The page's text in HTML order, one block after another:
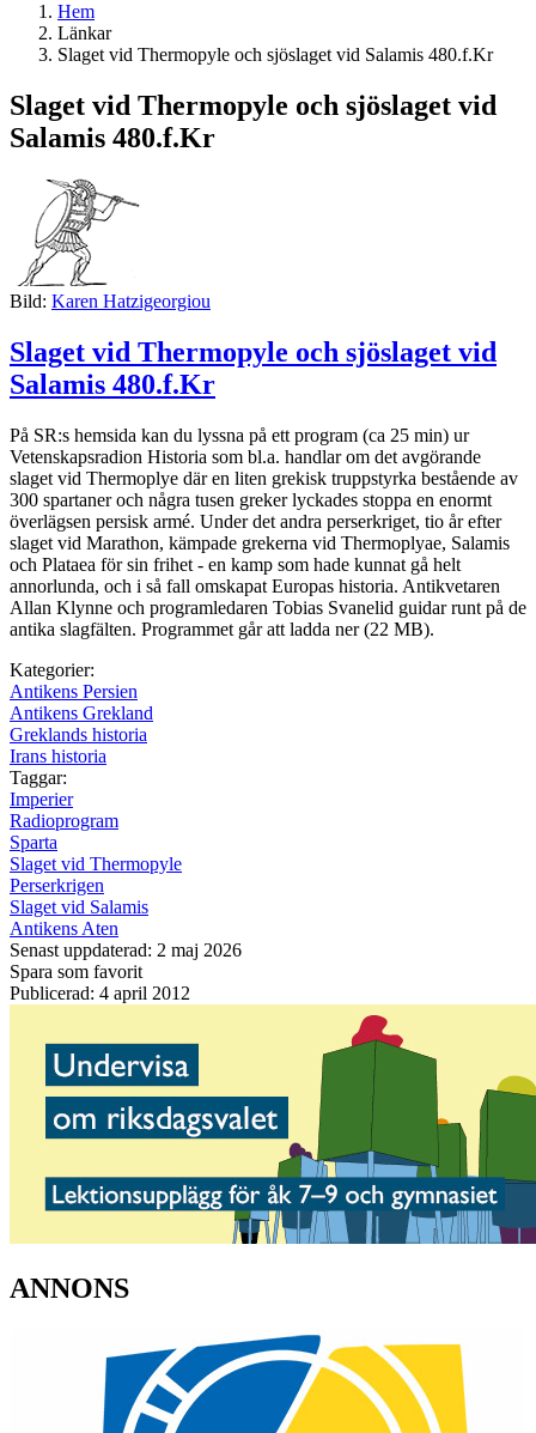
Hem
Länkar
Slaget vid Thermopyle och sjöslaget vid Salamis 480.f.Kr
Slaget vid Thermopyle och sjöslaget vid
Salamis 480.f.Kr
Bild: Karen Hatzigeorgiou
Slaget vid Thermopyle och sjöslaget vid
Salamis 480.f.Kr
På SR:s hemsida kan du lyssna på ett program (ca 25 min) ur
Vetenskapsradion Historia som bl.a. handlar om det avgörande
slaget vid Thermoplye där en liten grekisk truppstyrka bestående av
300 spartaner och några tusen greker lyckades stoppa en enormt
överlägsen persisk armé. Under det andra perserkriget, tio år efter
slaget vid Marathon, kämpade grekerna vid Thermoplyae, Salamis
och Plataea för sin frihet - en kamp som hade kunnat gå helt
annorlunda, och i så fall omskapat Europas historia. Antikvetaren
Allan Klynne och programledaren Tobias Svanelid guidar runt på de
antika slagfälten. Programmet går att ladda ner (22 MB).
Kategorier:
Antikens Persien
Antikens Grekland
Greklands historia
Irans historia
Taggar:
Imperier
Radioprogram
Sparta
Slaget vid Thermopyle
Perserkrigen
Slaget vid Salamis
Antikens Aten
Senast uppdaterad: 2 maj 2026
Spara som favorit
Publicerad: 4 april 2012
ANNONS